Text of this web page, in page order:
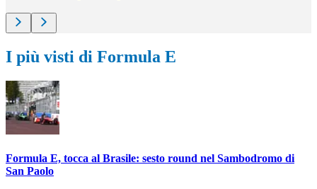
I più visti di Formula E
Formula E, tocca al Brasile: sesto round nel Sambodromo di
San Paolo